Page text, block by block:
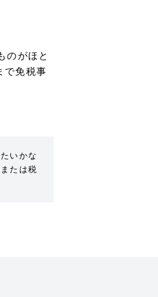
のがほと
で免税事
いかな
たは税